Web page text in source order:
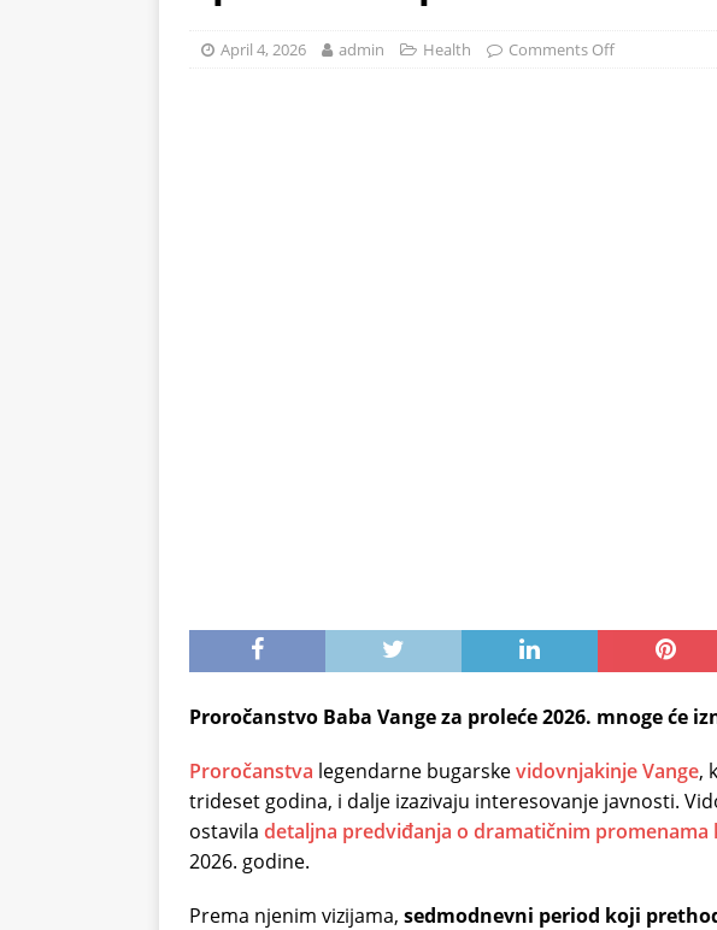
April 4, 2026 admin Health Comments Off
Proročanstvo Baba Vange za proleće 2026. mnoge će
Proročanstva legendarne bugarskevidovnjakinje Vange,
trideset godina, i dalje izazivaju interesovanje javnosti.
ostavila detaljna predviđanja o dramatičnim promenama
2026. godine.
Prema njenim vizijama, sedmodnevni period koji